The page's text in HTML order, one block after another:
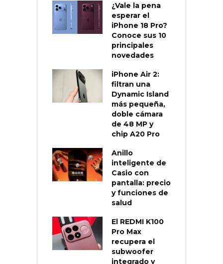
¿Vale la pena
esperar el
iPhone 18 Pro?
Conoce sus 10
principales
novedades
iPhone Air 2:
filtran una
Dynamic Island
más pequeña,
doble cámara
de 48 MP y
chip A20 Pro
Anillo
inteligente de
Casio con
pantalla: precio
y funciones de
salud
El REDMI K100
Pro Max
recupera el
subwoofer
integrado y